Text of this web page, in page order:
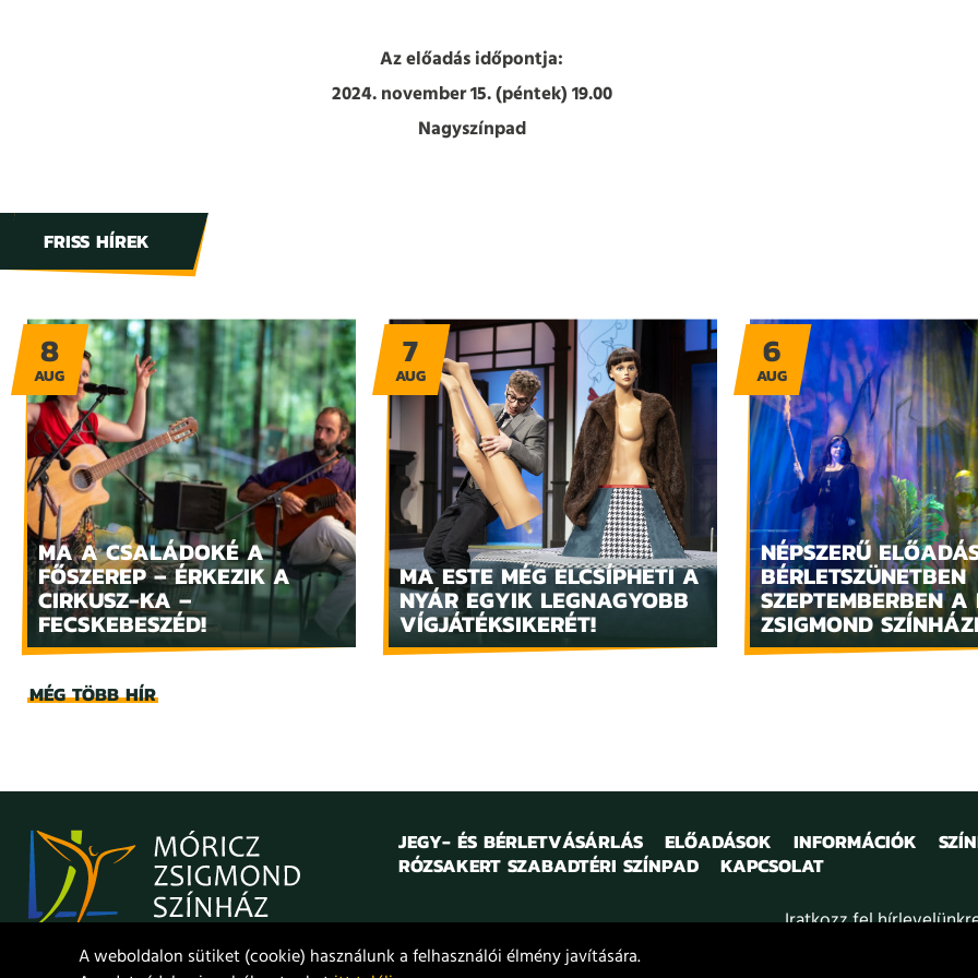
Az előadás időpontja:
2024. november 15. (péntek) 19.00
Nagyszínpad
FRISS HÍREK
MA A CSALÁDOKÉ A
FŐSZEREP – ÉRKEZIK A
CIRKUSZ-KA –
FECSKEBESZÉD!
8
AUG
MA ESTE MÉG ELCSÍPHETI A
NYÁR EGYIK LEGNAGYOBB
VÍGJÁTÉKSIKERÉT!
7
AUG
NÉPSZERŰ
BÉRLETSZÜNETBEN
SZEPTEMBERBEN A
ZSIGMOND
6
AUG
MÉG TÖBB HÍR
JEGY- ÉS BÉRLETVÁSÁRLÁS ELŐADÁSOK INFORMÁCIÓK
RÓZSAKERT SZABADTÉRI SZÍNPAD
KAPCSOLAT
Iratkozz fel
A weboldalon sütiket (cookie) használunk a felhasználói élmény javítására.